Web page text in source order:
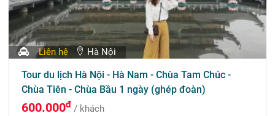
Liên hệ Hà Nội
Tour du lịch Hà Nội - Hà Nam - Chùa Tam Chúc -
Chùa Tiên - Chùa Bầu 1 ngày (ghép đoàn)
600.000đ / khách